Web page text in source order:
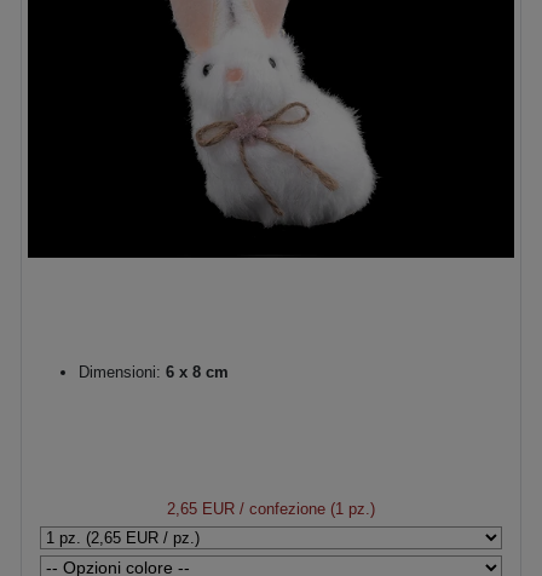
Dimensioni: 6 x 8 cm
2,65 EUR / confezione (1 pz.)